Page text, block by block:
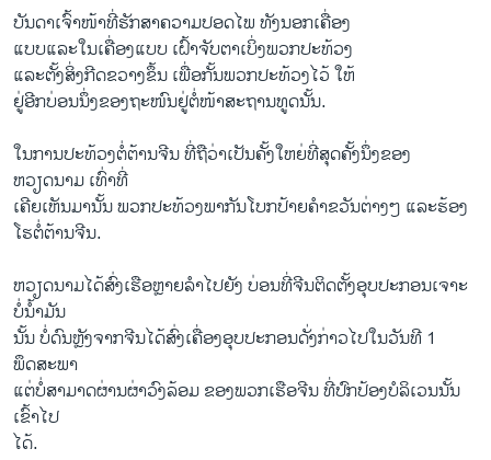
ບັນດາ​ເຈົ້າ​ໜ້າ​ທີ່​ຮັກສາ​ຄວາມ​ປອດ​ໄພ ທັງນອກ​ເຄື່ອງ​
ແບບ​ແລະ​ໃນເຄື່ອງ​ແບບ ເຝົ້າ​ຈັບ​ຕາ​ເບິ່ງ​ພວກ​ປະ​ທ້ວງ
​ແລະ​ຕັ້ງ​ສິ່ງ​ກີດຂວາງ​ຂຶ້ນ ​ເພື່ອກັ້ນ​ພວກ​ປະ​ທ້ວງ​ໄວ້ ​ໃຫ້
​ຢູ່​ອີກບ່ອນ​ນຶ່ງ​ຂອງ​ຖະໜົນຢູ່​ຕໍ່ໜ້າສະຖານທູດ​ນັ້ນ.
​ໃນ​ການ​ປະ​ທ້ວງ​ຕໍ່ຕ້ານ​ຈີນ ທີ່​ຖື​ວ່າ​ເປັນຄັ້ງໃຫຍ່​ທີ່​ສຸດຄັ້ງ​ນຶ່ງຂອງ​
ຫວຽດນາມ​ ​ເທົ່າທີ່​
ເຄີຍ​ເຫັນມາ​ນັ້ນ ພວກປະ​ທ້ວງ​ພາກັນໂບກ​ປ້າຍ​ຄຳ​ຂວັນ​ຕ່າງໆ ​ແລະ​ຮ້ອງ​
ໂຮ​ຕໍ່ຕ້ານ​ຈີນ.
ຫວຽດນາມ​ໄດ້​ສົ່ງ​ເຮືອ​ຫຼາຍ​ລຳ​ໄປ​ຍັງ ​ບ່ອນ​ທີ່​ຈີນຕິດ​ຕັ້ງ​ອຸບປະກອນ​ເຈາະ​
ບໍ່ນ້ຳມັນ
​ນັ້ນ ບໍ່​ດົນ​ຫຼັງ​ຈາກ​ຈີນ​ໄດ້​ສົ່ງ​ເຄື່ອງ​ອຸບປະກອນ​ດັ່ງກ່າວ​ໄປໃນ​ວັນ​ທີ 1
ພຶດສະພາ ​
ແຕ່​ບໍ່​ສາມາດ​ຜ່ານ​ຜ່າ​ວົງ​ລ້ອມ ຂອງ​ພວກ​ເຮືອ​ຈີນ​ ທີ່ປົກ​ປ້ອງ​ບໍລິ​ເວນ​ນັ້ນ ​
ເຂົ້າ​ໄປ
ໄດ້.